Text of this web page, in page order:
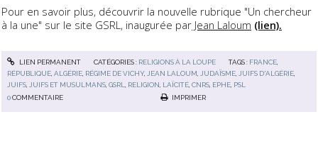
Pour en savoir plus, découvrir la nouvelle rubrique "Un chercheur
à la une" sur le site GSRL, inaugurée par Jean Laloum (lien).
LIEN PERMANENT CATÉGORIES : RELIGIONS À LA LOUPE TAGS : FRANCE
RÉPUBLIQUE ,ALGÉRIE RÉGIME DE VICHY, JEAN LALOUM JUDAÏSME JUIFS D'ALGÉRIE
JUIFS
JUIFS ET MUSULMANS ,GSRL RELIGION LAÏCITÉ ,CNRS EPHE PSL
0COMMENTAIRE IMPRIMER